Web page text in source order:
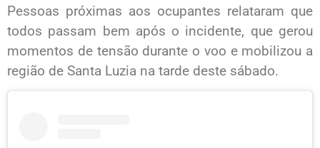
Pessoas próximas aos ocupantes relataram que
todos passam bem após o incidente, que gerou
momentos de tensão durante o voo e mobilizou a
região de Santa Luzia na tarde deste sábado.